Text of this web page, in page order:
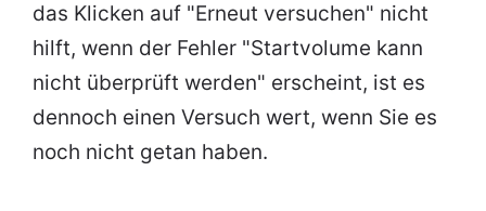
das Klicken auf "Erneut versuchen" nicht
hilft, wenn der Fehler "Startvolume kann
nicht überprüft werden" erscheint, ist es
dennoch einen Versuch wert, wenn Sie es
noch nicht getan haben.